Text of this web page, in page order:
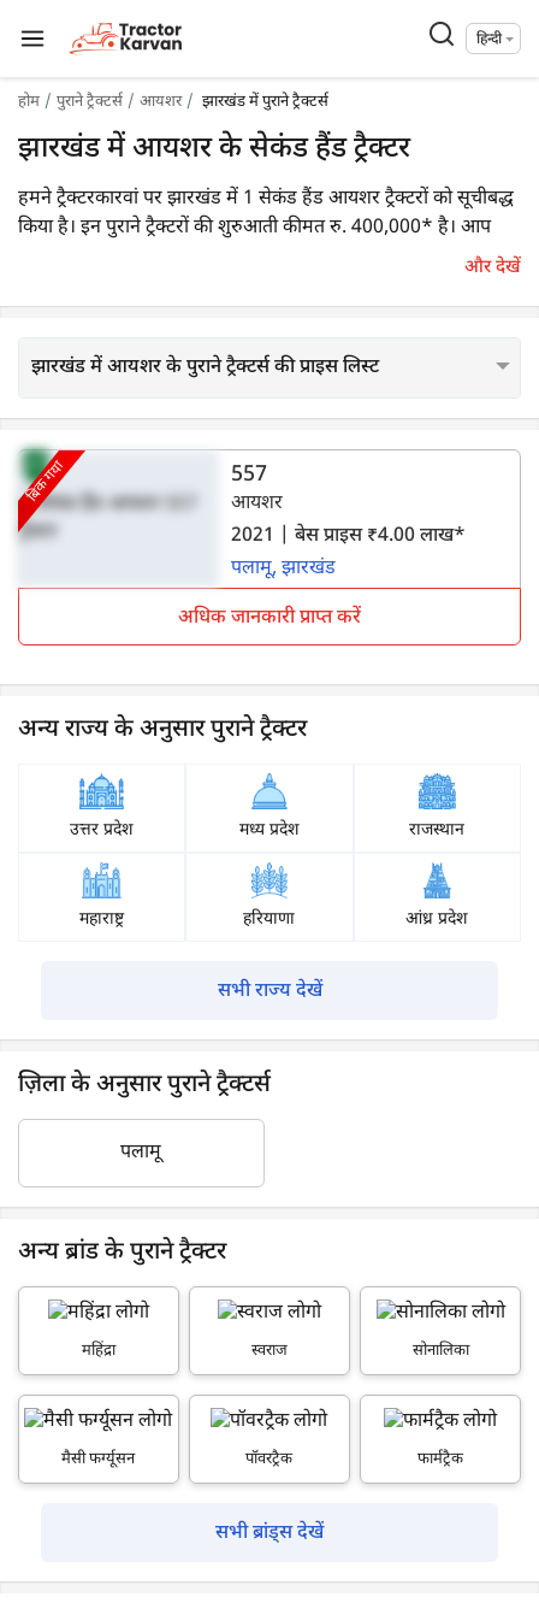
हिन्दी
होम पुराने ट्रैक्टर्स आयशर झारखंड में पुराने ट्रैक्टर्स
झारखंड में आयशर के सेकंड हैंड ट्रैक्टर
हमने ट्रैक्टरकारवां पर झारखंड में 1 सेकंड हैंड आयशर ट्रैक्टरों को सूचीबद्ध
किया है। इन पुराने ट्रैक्टरों की शुरुआती कीमत रु. 400,000* है। आप
कीमत, एचपी एवं देख वर्ष जैसे विभिन्न फ़िल्टर अप्लाई करके अपनी विशिष्ट
का चयन कर जानकारी प्राप्त कर सकते हैं।
और देखें
झारखंड में आयशर के पुराने ट्रैक्टर्स की प्राइस लिस्ट
बिक गया 557
आयशर
2021 | बेस प्राइस ₹4.00 लाख*
पलामू, झारखंड
अधिक जानकारी प्राप्त करें
अन्य राज्य के अनुसार पुराने ट्रैक्टर
उत्तर प्रदेश मध्य प्रदेश राजस्थान
महाराष्ट्र हरियाणा आंध्र प्रदेश
सभी राज्य देखें
ज़िला के अनुसार पुराने ट्रैक्टर्स
पलामू
अन्य ब्रांड के पुराने ट्रैक्टर
महिंद्रा स्वराज सोनालिका
मैसी फर्ग्यूसन पॉवरट्रैक फार्मट्रैक
सभी ब्रांड्स देखें